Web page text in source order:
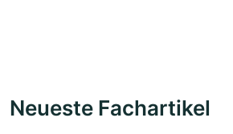
Neueste Fachartikel